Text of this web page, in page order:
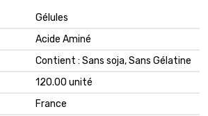
‎Gélules
‎Acide Aminé
‎Contient : Sans soja, Sans Gélatine
‎120.00 unité
‎France